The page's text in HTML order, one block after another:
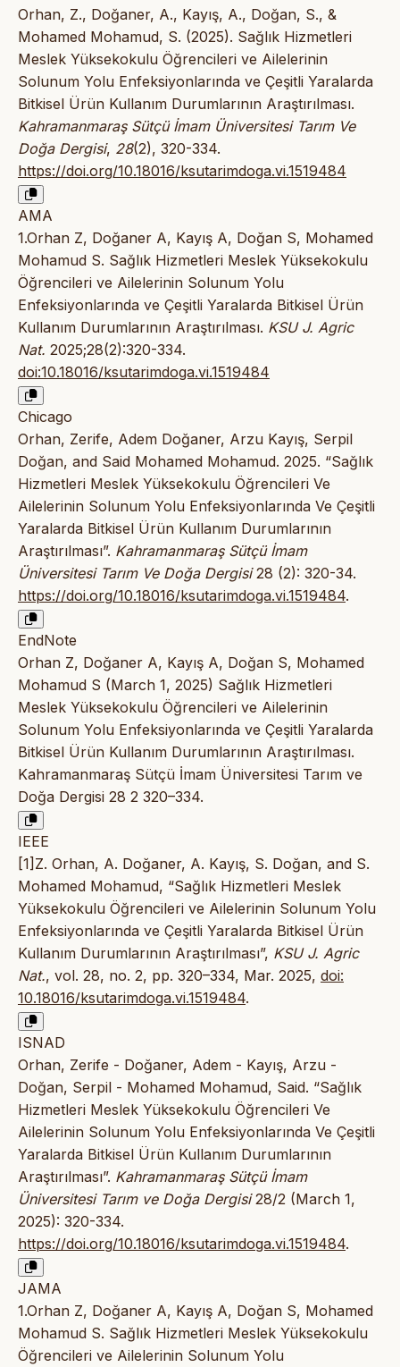
Orhan, Z., Doğaner, A., Kayış, A., Doğan, S., &
Mohamed Mohamud, S. (2025). Sağlık Hizmetleri
Meslek Yüksekokulu Öğrencileri ve Ailelerinin
Solunum Yolu Enfeksiyonlarında ve Çeşitli Yaralarda
Bitkisel Ürün Kullanım Durumlarının Araştırılması.
Kahramanmaraş Sütçü İmam Üniversitesi Tarım Ve
Doğa Dergisi, 28(2), 320-334.
https://doi.org/10.18016/ksutarimdoga.vi.1519484
AMA
1.Orhan Z, Doğaner A, Kayış A, Doğan S, Mohamed
Mohamud S. Sağlık Hizmetleri Meslek Yüksekokulu
Öğrencileri ve Ailelerinin Solunum Yolu
Enfeksiyonlarında ve Çeşitli Yaralarda Bitkisel Ürün
Kullanım Durumlarının Araştırılması. KSU J. Agric
Nat. 2025;28(2):320-334.
doi:10.18016/ksutarimdoga.vi.1519484
Chicago
Orhan, Zerife, Adem Doğaner, Arzu Kayış, Serpil
Doğan, and Said Mohamed Mohamud. 2025. “Sağlık
Hizmetleri Meslek Yüksekokulu Öğrencileri Ve
Ailelerinin Solunum Yolu Enfeksiyonlarında Ve Çeşitli
Yaralarda Bitkisel Ürün Kullanım Durumlarının
Araştırılması”. Kahramanmaraş Sütçü İmam
Üniversitesi Tarım Ve Doğa Dergisi28 (2): 320-34.
https://doi.org/10.18016/ksutarimdoga.vi.1519484.
EndNote
Orhan Z, Doğaner A, Kayış A, Doğan S, Mohamed
Mohamud S (March 1, 2025) Sağlık Hizmetleri
Meslek Yüksekokulu Öğrencileri ve Ailelerinin
Solunum Yolu Enfeksiyonlarında ve Çeşitli Yaralarda
Bitkisel Ürün Kullanım Durumlarının Araştırılması.
Kahramanmaraş Sütçü İmam Üniversitesi Tarım ve
Doğa Dergisi 28 2 320–334.
IEEE
[1]Z. Orhan, A. Doğaner, A. Kayış, S. Doğan, and S.
Mohamed Mohamud, “Sağlık Hizmetleri Meslek
Yüksekokulu Öğrencileri ve Ailelerinin Solunum Yolu
Enfeksiyonlarında ve Çeşitli Yaralarda Bitkisel Ürün
Kullanım Durumlarının Araştırılması”, KSU J. Agric
Nat., vol. 28, no. 2, pp. 320–334, Mar. 2025, doi:
10.18016/ksutarimdoga.vi.1519484.
ISNAD
Orhan, Zerife - Doğaner, Adem - Kayış, Arzu -
Doğan, Serpil - Mohamed Mohamud, Said. “Sağlık
Hizmetleri Meslek Yüksekokulu Öğrencileri Ve
Ailelerinin Solunum Yolu Enfeksiyonlarında Ve Çeşitli
Yaralarda Bitkisel Ürün Kullanım Durumlarının
Araştırılması”. Kahramanmaraş Sütçü İmam
Üniversitesi Tarım ve Doğa Dergisi28/2 (March 1,
2025): 320-334.
https://doi.org/10.18016/ksutarimdoga.vi.1519484.
JAMA
1.Orhan Z, Doğaner A, Kayış A, Doğan S, Mohamed
Mohamud S. Sağlık Hizmetleri Meslek Yüksekokulu
Öğrencileri ve Ailelerinin Solunum Yolu